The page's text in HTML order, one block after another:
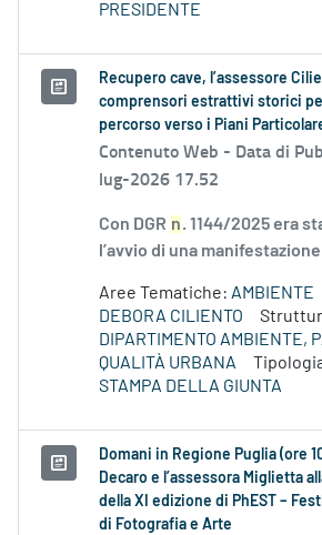
PRESIDENTE
Recupero cave, l’assessore
comprensori estrattivi storici
percorso verso i Piani
Contenuto Web - Data di
lug-2026 17.52
Con DGR n. 1144/2025 era
l’avvio di una
Aree Tematiche: AMBIENTE
DEBORA CILIENTO
DIPARTIMENTO AMBIENTE,
QUALITÀ URBANA
STAMPA DELLA GIUNTA
Domani in Regione Puglia (ore
Decaro e l’assessora Miglietta
della XI edizione di PhEST –
di Fotografia e Arte